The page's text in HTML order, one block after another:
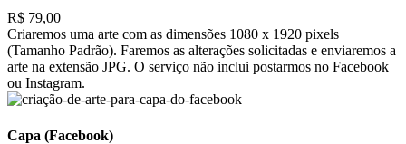
R$ 79,00
Criaremos uma arte com as dimensões 1080 x 1920 pixels
(Tamanho Padrão). Faremos as alterações solicitadas e enviaremos a
arte na extensão JPG. O serviço não inclui postarmos no Facebook
ou Instagram.
Capa (Facebook)